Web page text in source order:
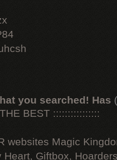
you searched! Has
BEST ::::::::::::::::
websites Magic
Heart, Giftbox,